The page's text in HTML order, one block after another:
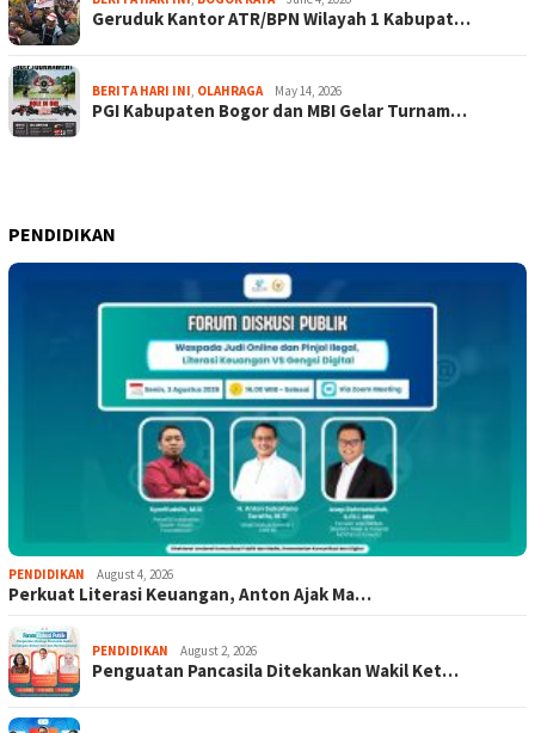
Geruduk Kantor ATR/BPN Wilayah 1 Kabupat…
BERITA HARI INI, OLAHRAGA May 14, 2026
PGI Kabupaten Bogor dan MBI Gelar Turnam…
PENDIDIKAN
PENDIDIKAN August 4, 2026
Perkuat Literasi Keuangan, Anton Ajak Ma…
PENDIDIKAN August 2, 2026
Penguatan Pancasila Ditekankan Wakil Ket…